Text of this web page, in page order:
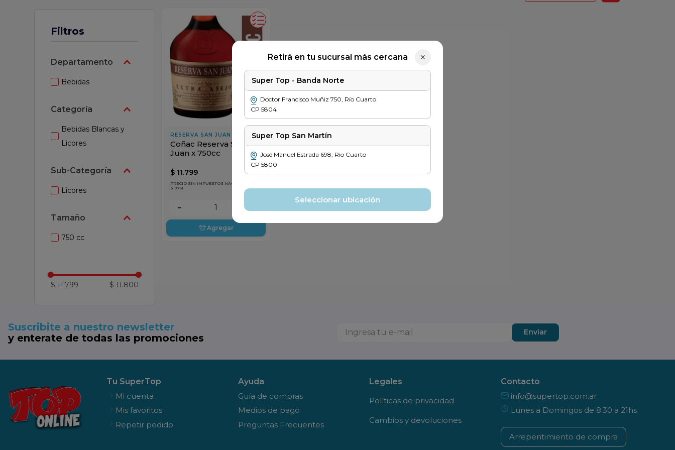
Retirá en tu sucursal más cercana ✕
Super Top - Banda Norte
Doctor Francisco Muñiz 750, Río Cuarto
CP 5804
Super Top San Martín
José Manuel Estrada 698, Río Cuarto
CP 5800
Seleccionar ubicación
Filtros
Departamento
Bebidas
Categoría
Bebidas Blancas y
Licores
Sub-Categoría
Licores
Tamaño
750 cc
$ 11.799 $ 11.800
RESERVA SAN JUAN
Coñac Reserva San
Juan x 750cc
$ 11.799
PRECIO SIN IMPUESTOS NACIONALES
$ 9751
－
Agregar
Suscribite a nuestro newsletter
y enterate de todas las promociones
Enviar
Tu SuperTop
Mi cuenta
Mis favoritos
Repetir pedido
Ayuda
Guía de compras
Medios de pago
Preguntas Frecuentes
Legales
Políticas de privacidad
Cambios y devoluciones
Contacto
info@supertop.com.ar
Lunes a Domingos de 8:30 a 21hs
Arrepentimiento de compra